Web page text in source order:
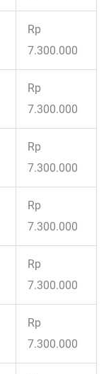
Rp
7.300.000
Rp
7.300.000
Rp
7.300.000
Rp
7.300.000
Rp
7.300.000
Rp
7.300.000